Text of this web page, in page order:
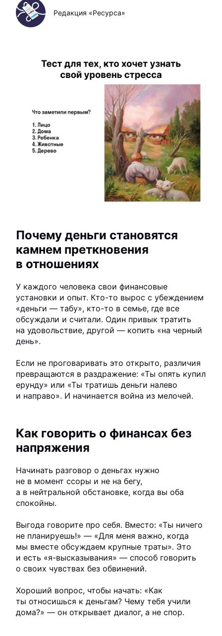
Редакция «Ресурса»
Почему деньги становятся
камнем преткновения
в отношениях
У каждого человека свои финансовые
установки и опыт. Кто-то вырос с убеждением
«деньги — табу», кто-то в семье, где все
обсуждали и считали. Один привык тратить
на удовольствие, другой — копить «на черный
день».
Если не проговаривать это открыто, различия
превращаются в раздражение: «Ты опять купил
ерунду» или «Ты тратишь деньги налево
и направо». И начинается война из мелочей.
Как говорить о финансах без
напряжения
Начинать разговор о деньгах нужно
не в момент ссоры и не на бегу,
а в нейтральной обстановке, когда вы оба
спокойны.
Выгода говорите про себя. Вместо: «Ты ничего
не планируешь!» — «Для меня важно, когда
мы вместе обсуждаем крупные траты». Это
и есть «я-высказывания» — способ говорить
о своих чувствах без обвинений.
Хороший вопрос, чтобы начать: «Как
ты относишься к деньгам? Чему тебя учили
дома?» — он открывает диалог, а не спор.